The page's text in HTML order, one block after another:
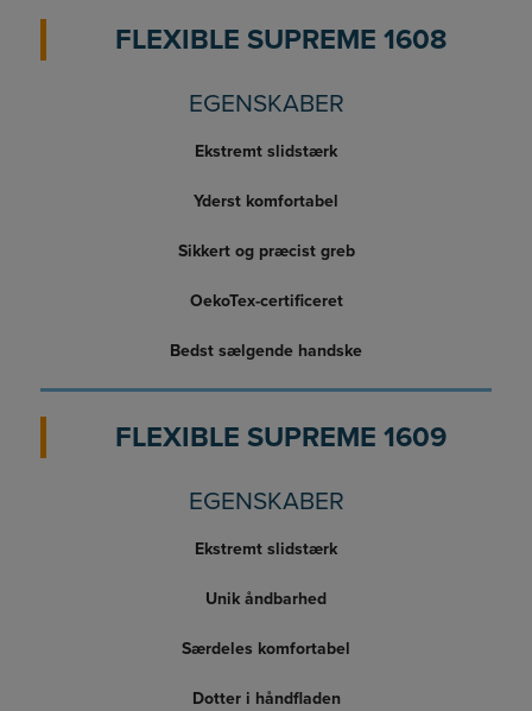
FLEXIBLE SUPREME 1608
EGENSKABER
Ekstremt slidstærk
Yderst komfortabel
Sikkert og præcist greb
OekoTex-certificeret
Bedst sælgende handske
FLEXIBLE SUPREME 1609
EGENSKABER
Ekstremt slidstærk
Unik åndbarhed
Særdeles komfortabel
Dotter i håndfladen